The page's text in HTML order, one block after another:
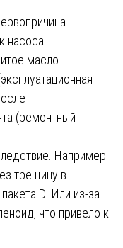
насоса
масло
(ремонтный
Например:
трещину в
D. Или из-за
что привело к